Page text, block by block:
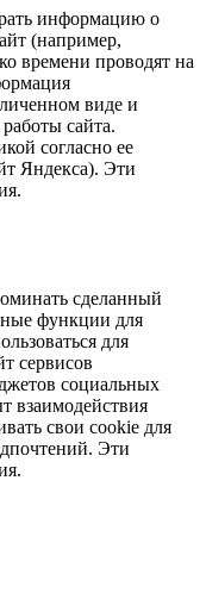
информацию о
(например,
времени проводят на
виде и
сайта.
согласно ее
Яндекса). Эти
сделанный
функции для
для
сервисов
социальных
взаимодействия
свои cookie для
Эти